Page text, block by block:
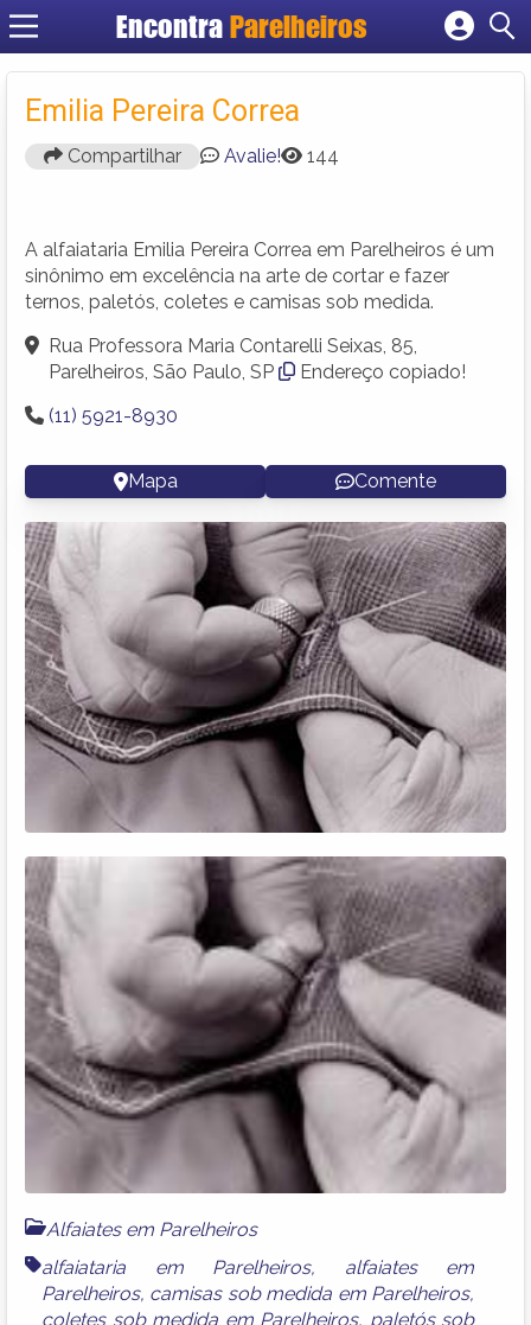
Encontra Parelheiros
Cadastrar empresa
Criar conta
Emilia Pereira Correa
Compartilhar Avalie! 144
A alfaiataria Emilia Pereira Correa em Parelheiros é um
sinônimo em excelência na arte de cortar e fazer
ternos, paletós, coletes e camisas sob medida.
Rua Professora Maria Contarelli Seixas, 85,
Parelheiros, São Paulo, SP
Endereço copiado!
(11) 5921-8930
Mapa Comente
Alfaiates em Parelheiros
alfaiataria em Parelheiros, alfaiates em
Parelheiros, camisas sob medida em Parelheiros,
coletes sob medida em Parelheiros, paletós sob